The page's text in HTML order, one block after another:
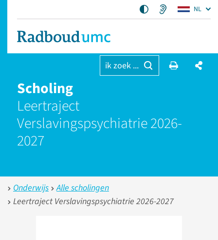
NL
ik zoek ...
Scholing
Leertraject
Verslavingspsychiatrie 2026-
2027
Onderwijs
Alle scholingen
Leertraject Verslavingspsychiatrie 2026-2027